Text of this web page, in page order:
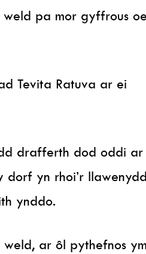
pa mor gyffrous
Tevita Ratuva ar ei
drafferth dod oddi
yn rhoi’r
ynddo.
ar ôl pythefnos